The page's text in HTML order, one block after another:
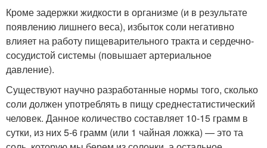
Кроме задержки жидкости в организме (и в результате
появлению лишнего веса), избыток соли негативно
влияет на работу пищеварительного тракта и сердечно-
сосудистой системы (повышает артериальное
давление).
Существуют научно разработанные нормы того, сколько
соли должен употреблять в пищу среднестатистический
человек. Данное количество составляет 10-15 грамм в
сутки, из них 5-6 грамм (или 1 чайная ложка) — это та